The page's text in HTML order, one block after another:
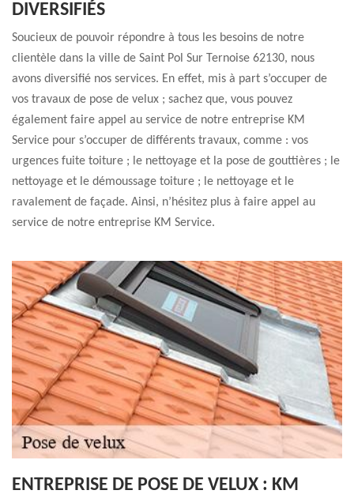
DIVERSIFIÉS
Soucieux de pouvoir répondre à tous les besoins de notre
clientèle dans la ville de Saint Pol Sur Ternoise 62130, nous
avons diversifié nos services. En effet, mis à part s’occuper de
vos travaux de pose de velux ; sachez que, vous pouvez
également faire appel au service de notre entreprise KM
Service pour s’occuper de différents travaux, comme : vos
urgences fuite toiture ; le nettoyage et la pose de gouttières ; le
nettoyage et le démoussage toiture ; le nettoyage et le
ravalement de façade. Ainsi, n’hésitez plus à faire appel au
service de notre entreprise KM Service.
ENTREPRISE DE POSE DE VELUX : KM